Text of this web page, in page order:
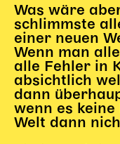
Leitlinien
Partner*innen
20 Jahre
SERVICE
Was wäre
schlimmste
einer neuen
Wenn man
alle Fehler in
absichtlich
dann
wenn es
Welt dann